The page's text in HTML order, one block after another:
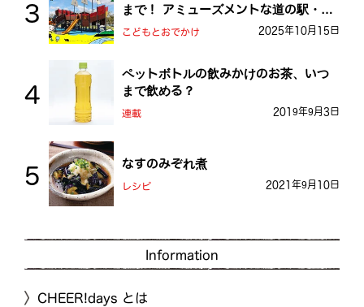
まで！ アミューズメントな道の駅・お
おとう桜街道
こどもとおでかけ 2025年10月15日
ペットボトルの飲みかけのお茶、いつ
まで飲める？
連載 2019年9月3日
なすのみぞれ煮
レシピ 2021年9月10日
Information
CHEER!days とは